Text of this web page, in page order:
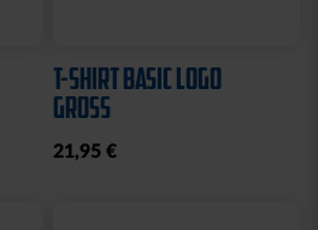
T-SHIRT BASIC LOGO
GROSS
21,95 €